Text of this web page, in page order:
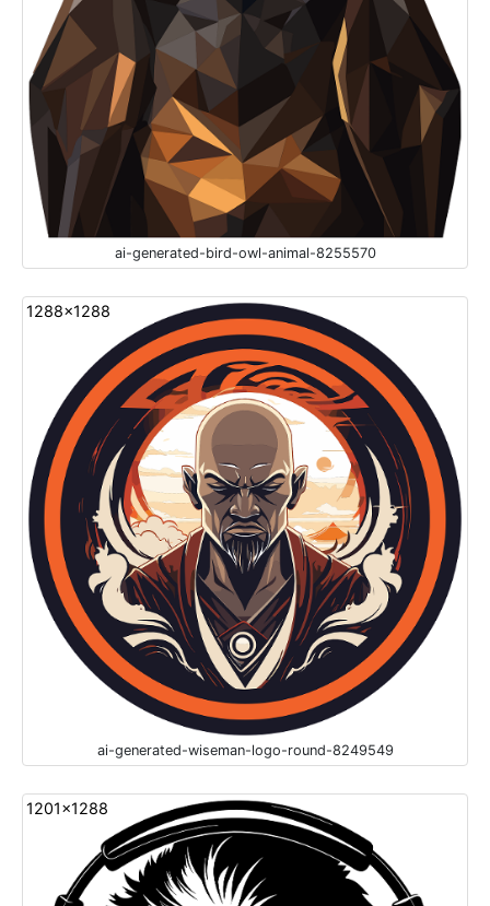
ai-generated-bird-owl-animal-8255570
1288x1288
ai-generated-wiseman-logo-round-8249549
1201x1288